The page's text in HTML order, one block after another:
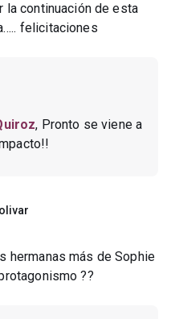
la continuación de esta
felicitaciones
, Pronto se viene a
hermanas más de Sophie
??